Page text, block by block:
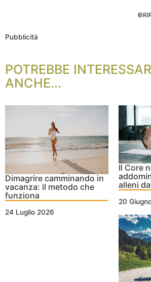
Pubblicità
POTREBBE
ANCHE...
Dimagrire camminando in
vacanza: il metodo che
funziona
24 Luglio 2026
Il Core
alleni
20